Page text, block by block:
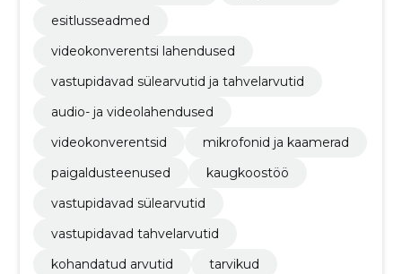
esitlusseadmed
videokonverentsi lahendused
vastupidavad sülearvutid ja tahvelarvutid
audio- ja videolahendused
videokonverentsid
mikrofonid ja kaamerad
paigaldusteenused
kaugkoostöö
vastupidavad sülearvutid
vastupidavad tahvelarvutid
kohandatud arvutid
tarvikud